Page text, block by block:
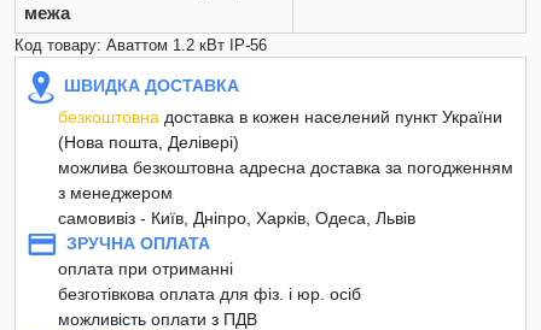
межа
Код товару: Аваттом 1.2 кВт IP-56
ШВИДКА ДОСТАВКА
безкоштовна доставка в кожен населений пункт України
(Нова пошта, Делівері)
можлива безкоштовна адресна доставка за погодженням
з менеджером
самовивіз - Київ, Дніпро, Харків, Одеса, Львів
ЗРУЧНА ОПЛАТА
оплата при отриманні
безготівкова оплата для фіз. і юр. осіб
можливість оплати з ПДВ